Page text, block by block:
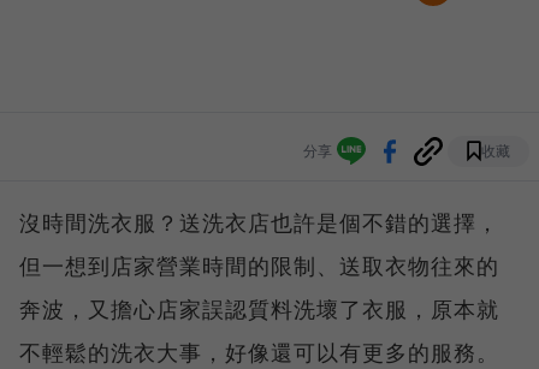
分享 收藏
沒時間洗衣服？送洗衣店也許是個不錯的選擇，
但一想到店家營業時間的限制、送取衣物往來的
奔波，又擔心店家誤認質料洗壞了衣服，原本就
不輕鬆的洗衣大事，好像還可以有更多的服務。